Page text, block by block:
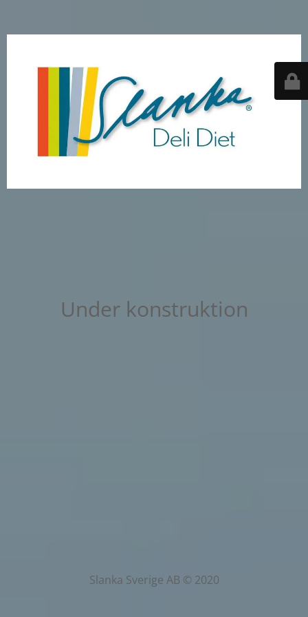
Under konstruktion
Slanka Sverige AB © 2020